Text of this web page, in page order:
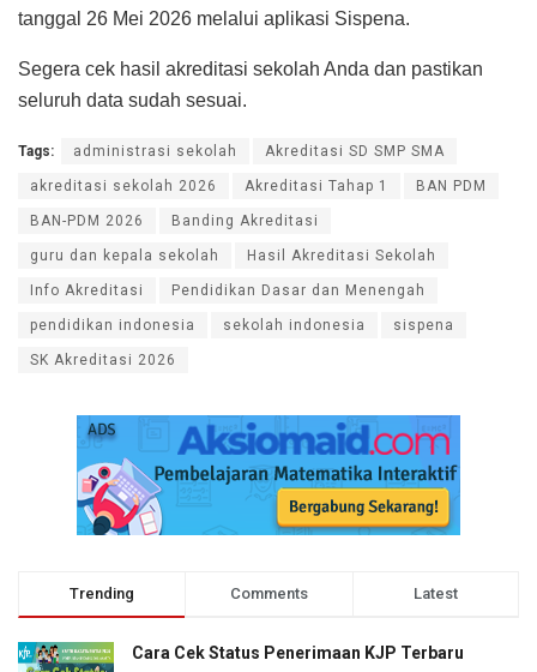
tanggal 26 Mei 2026 melalui aplikasi Sispena.
Segera cek hasil akreditasi sekolah Anda dan pastikan
seluruh data sudah sesuai.
Tags: administrasi sekolah Akreditasi SD SMP SMA
akreditasi sekolah 2026 Akreditasi Tahap 1 BAN PDM
BAN-PDM 2026 Banding Akreditasi
guru dan kepala sekolah Hasil Akreditasi Sekolah
Info Akreditasi Pendidikan Dasar dan Menengah
pendidikan indonesia sekolah indonesia sispena
SK Akreditasi 2026
Trending Comments Latest
Cara Cek Status Penerimaan KJP Terbaru